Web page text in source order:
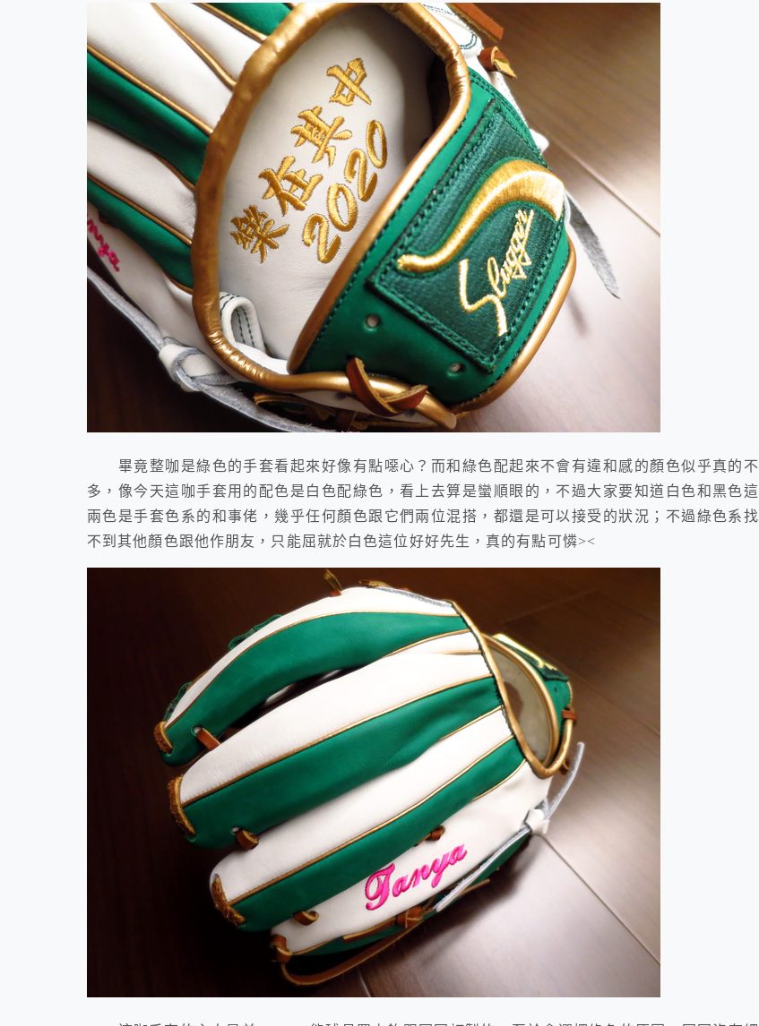
畢竟整咖是綠色的手套看起來好像有點噁心？而和綠色配起來不會有違和感的顏色似乎真的不
多，像今天這咖手套用的配色是白色配綠色，看上去算是蠻順眼的，不過大家要知道白色和黑色這
兩色是手套色系的和事佬，幾乎任何顏色跟它們兩位混搭，都還是可以接受的狀況；不過綠色系找
不到其他顏色跟他作朋友，只能屈就於白色這位好好先生，真的有點可憐><